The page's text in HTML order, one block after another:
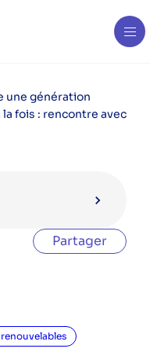
une génération
fois : rencontre avec
Partager